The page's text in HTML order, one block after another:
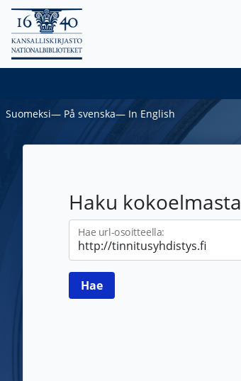
Suomeksi― På svenska― In English
Haku kokoelmasta
Hae url-osoitteella: